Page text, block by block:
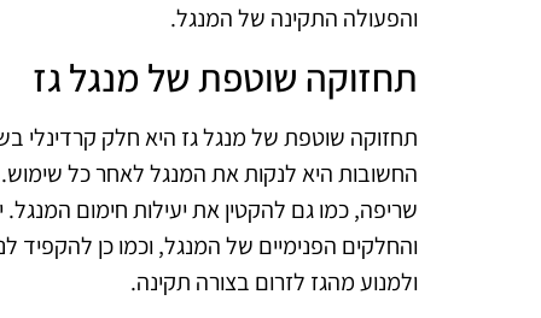
והפעולה התקינה של המנגל.
תחזוקה שוטפת של מנגל גז
תחזוקה שוטפת של מנגל גז היא חלק קרדינלי
החשובות היא לנקות את המנגל לאחר כל שימוש.
שריפה, כמו גם להקטין את יעילות חימום
והחלקים הפנימיים של המנגל, וכמו כן להקפיד
ולמנוע מהגז לזרום בצורה תקינה.